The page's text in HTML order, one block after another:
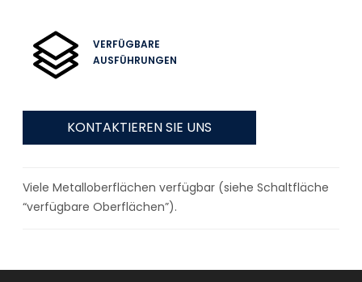
VERFÜGBARE
AUSFÜHRUNGEN
KONTAKTIEREN SIE UNS
Viele Metalloberflächen verfügbar (siehe Schaltfläche
“verfügbare Oberflächen”).